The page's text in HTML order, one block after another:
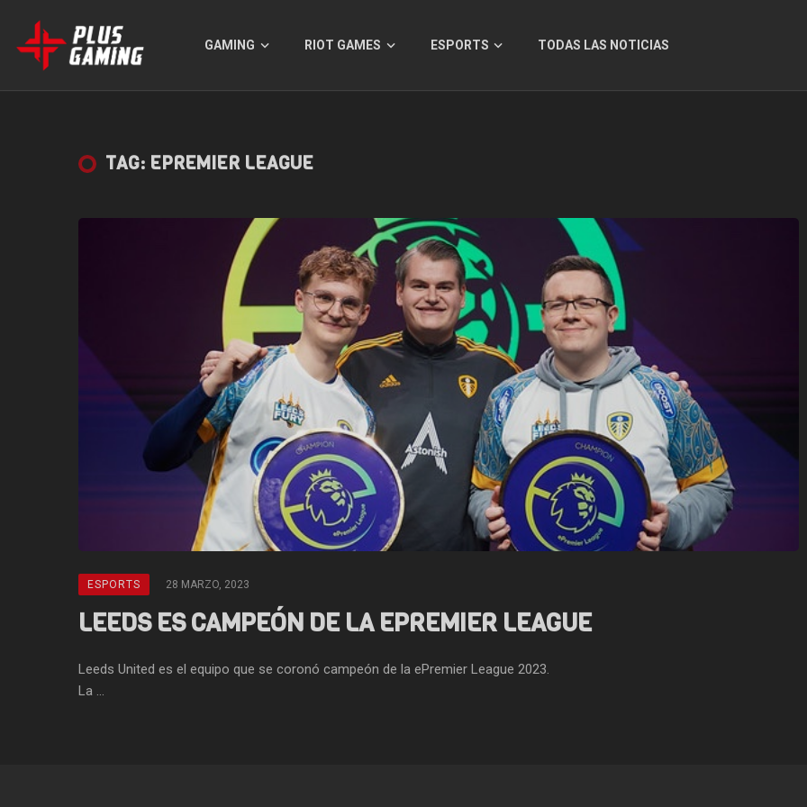
GAMING RIOT GAMES ESPORTS TODAS LAS NOTICIAS
TAG: EPREMIER LEAGUE
ESPORTS 28 MARZO, 2023
LEEDS ES CAMPEÓN DE LA EPREMIER LEAGUE
Leeds United es el equipo que se coronó campeón de la ePremier League 2023.
La ...
ESPORTS 17 JULIO, 2026
DARKANGEL CORONA A MÉXICO EN
LA EWC 2026: ASÍ LE FUE A
LATAM EN FATAL FURY,
VALORANT, LOL Y FREE FIRE
GAMING 15 JULIO, 2026
THE MOUND: OMEN
UN GRAN CONCEPTO
EXPLOTANDO LA